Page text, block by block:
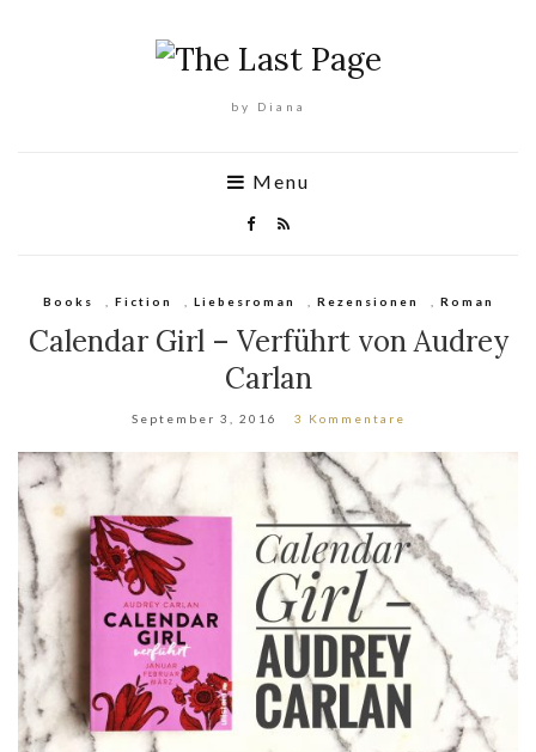
by Diana
Menu
Books Fiction Liebesroman Rezensionen Roman
Calendar Girl – Verführt von Audrey
Carlan
September 3, 2016 3 Kommentare